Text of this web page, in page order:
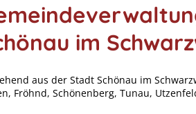
im
aus der Stadt Schönau im
Fröhnd, Schönenberg, Tunau,